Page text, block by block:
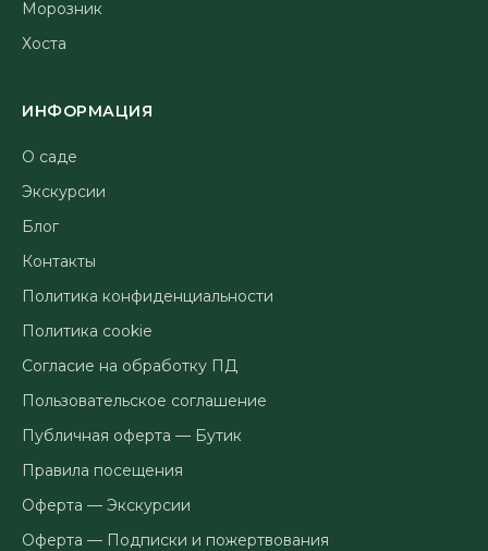
Морозник
Хоста
ИНФОРМАЦИЯ
О саде
Экскурсии
Блог
Контакты
Политика конфиденциальности
Политика cookie
Согласие на обработку ПД
Пользовательское соглашение
Публичная оферта — Бутик
Правила посещения
Оферта — Экскурсии
Оферта — Подписки и пожертвования